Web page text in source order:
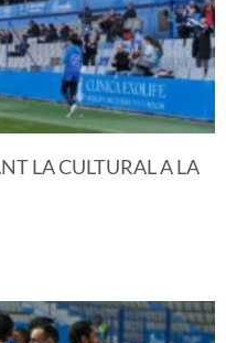
LA CULTURAL A LA